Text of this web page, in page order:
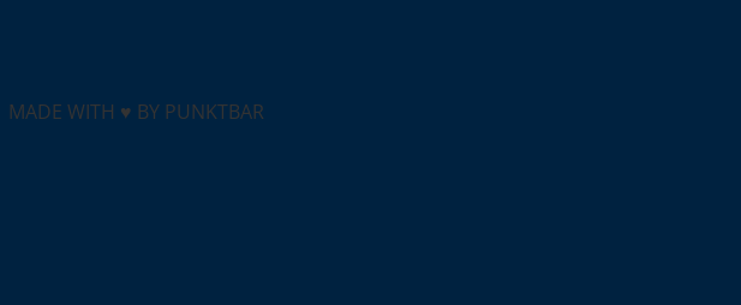
MADE WITH ♥ BY PUNKTBAR